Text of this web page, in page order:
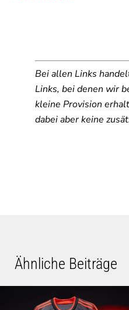
Bei allen Links
Links, bei denen wir
kleine Provision
dabei aber keine
Ähnliche Beiträge